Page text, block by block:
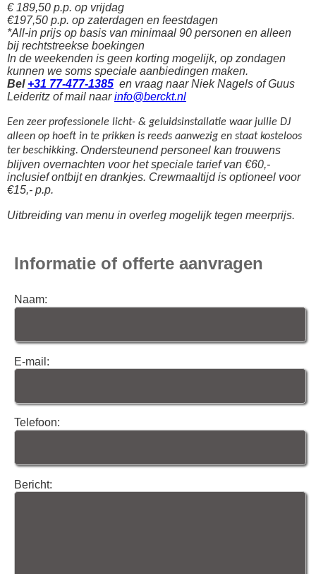
€ 189,50 p.p. op vrijdag
€197,50 p.p. op zaterdagen en feestdagen
*All-in prijs op basis van minimaal 90 personen en alleen
bij rechtstreekse boekingen
In de weekenden is geen korting mogelijk, op zondagen
kunnen we soms speciale aanbiedingen maken.
Bel +31 77-477-1385 en vraag naar Niek Nagels of Guus
Leideritz of mail naarinfo@berckt.nl
Een zeer professionele licht- & geluidsinstallatie waar jullie DJ
alleen op hoeft in te prikken is reeds aanwezig en staat kosteloos
ter beschikking. Ondersteunend personeel kan trouwens
blijven overnachten voor het speciale tarief van €60,-
inclusief ontbijt en drankjes. Crewmaaltijd is optioneel voor
€15,- p.p.
Uitbreiding van menu in overleg mogelijk tegen meerprijs.
Informatie of offerte aanvragen
Naam:
E-mail:
Telefoon:
Bericht: